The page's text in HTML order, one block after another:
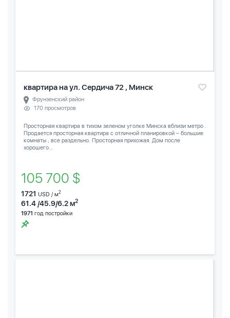
квартира на ул. Сердича 72 , Минск
Фрунзенский район
170 просмотров
Просторная квартира в тихом зеленом уголке Минска вблизи метро .
Продается просторная квартира с отличной планировкой – большие
комнаты , все раздельно. Просторная прихожая. Дом после
хорошего...
105 700 $
1721 USD / м2
61.4 /45.9/6.2 м2
1971 год постройки